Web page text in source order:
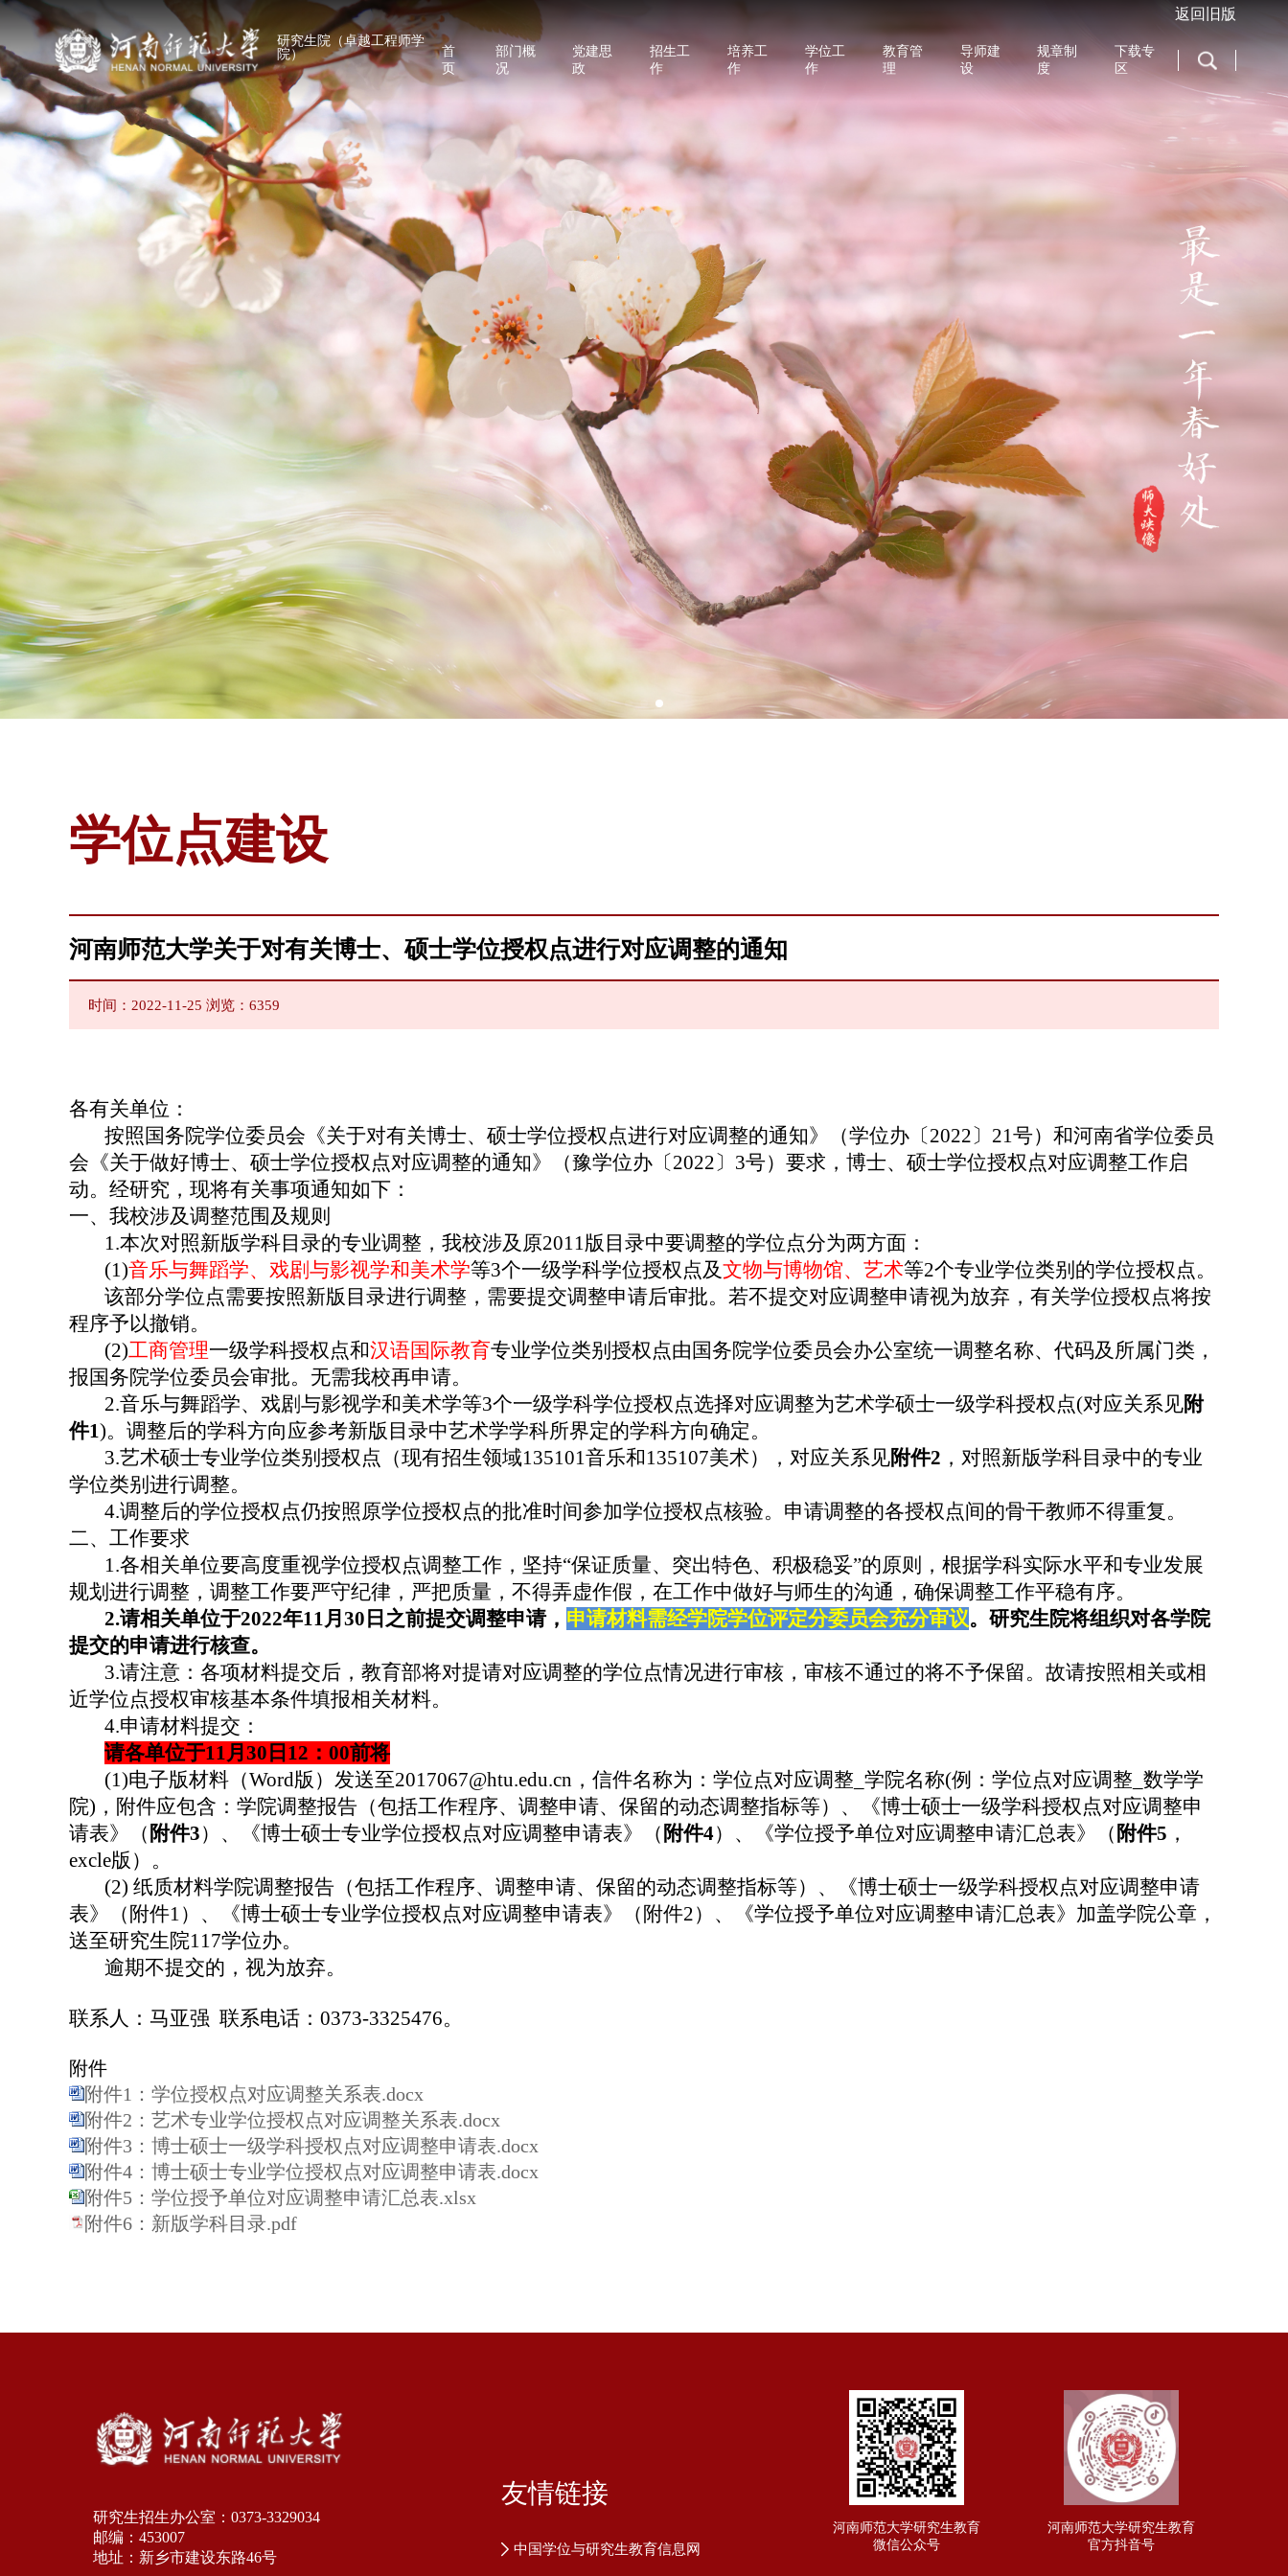
研究生院（卓越工程师学
院）
返回旧版
首
页
部门概
况
党建思
政
招生工
作
培养工
作
学位工
作
教育管
理
导师建
设
规章制
度
下载专
区
学位点建设
河南师范大学关于对有关博士、硕士学位授权点进行对应调整的通知
时间：2022-11-25 浏览： 6359
各有关单位：
按照国务院学位委员会《关于对有关博士、硕士学位授权点进行对应调整的通知》（学位办〔2022〕 21号）和河南省学位委员
会《关于做好博士、硕士学位授权点对应调整的通知》（豫学位办〔2022〕 3号）要求，博士、硕士学位授权点对应调整工作启
动。经研究，现将有关事项通知如下：
一、我校涉及调整范围及规则
1.本次对照新版学科目录的专业调整，我校涉及原2011版目录中要调整的学位点分为两方面：
(1)音乐与舞蹈学、戏剧与影视学和美术学等3个一级学科学位授权点及文物与博物馆、艺术等2个专业学位类别的学位授权点。
该部分学位点需要按照新版目录进行调整，需要提交调整申请后审批。若不提交对应调整申请视为放弃，有关学位授权点将按
程序予以撤销。
(2)工商管理一级学科授权点和汉语国际教育专业学位类别授权点由国务院学位委员会办公室统一调整名称、代码及所属门类，
报国务院学位委员会审批。无需我校再申请。
2.音乐与舞蹈学、戏剧与影视学和美术学等3个一级学科学位授权点选择对应调整为艺术学硕士一级学科授权点(对应关系见附
件1)。调整后的学科方向应参考新版目录中艺术学学科所界定的学科方向确定。
3.艺术硕士专业学位类别授权点（现有招生领域135101音乐和135107美术），对应关系见附件2 ， 对照新版学科目录中的专业
学位类别进行调整。
4.调整后的学位授权点仍按照原学位授权点的批准时间参加学位授权点核验。申请调整的各授权点间的骨干教师不得重复。
二、工作要求
1.各相关单位要高度重视学位授权点调整工作，坚持“保证质量、突出特色、积极稳妥”的原则，根据学科实际水平和专业发展
规划进行调整，调整工作要严守纪律，严把质量，不得弄虚作假，在工作中做好与师生的沟通，确保调整工作平稳有序。
2.请相关单位于2022年11月 30 日之前提交调整申请， 申请材料需经学院学位评定分委员会充分审议。研究生院将组织对各学院
提交的申请进行核查。
3.请注意：各项材料提交后，教育部将对提请对应调整的学位点情况进行审核，审核不通过的将不予保留。故请按照相关或相
近学位点授权审核基本条件填报相关材料。
4.申请材料提交：
请各单位于11月 30 日 12 ： 00前将
(1)电子版材料（Word版） 发送至2017067@htu.edu.cn ，信件名称为：学位点对应调整 学院名称(例：学位点对应调整 数学学
院) ，附件应包含：学院调整报告（包括工作程序、调整申请、保留的动态调整指标等）、《博士硕士一级学科授权点对应调整申
请表》（ 附件3）、《博士硕士专业学位授权点对应调整申请表》（ 附件4）、《学位授予单位对应调整申请汇总表》（ 附件5 ，
excle版）。
(2) 纸质材料学院调整报告 （包括工作程序、调整申请、保留的动态调整指标等）、《博士硕士一级学科授权点对应调整申请
表》（附件1）、《博士硕士专业学位授权点对应调整申请表》（附件2）、《学位授予单位对应调整申请汇总表》加盖学院公章，
送至研究生院117学位办。
逾期不提交的，视为放弃。
联系人：马亚强 联系电话： 0373-3325476。
附件
附件1：学位授权点对应调整关系表.docx
附件2：艺术专业学位授权点对应调整关系表.docx
附件3：博士硕士一级学科授权点对应调整申请表.docx
附件4：博士硕士专业学位授权点对应调整申请表.docx
附件5：学位授予单位对应调整申请汇总表.xlsx
附件6：新版学科目录.pdf
研究生招生办公室：0373-3329034
邮编：453007
地址：新乡市建设东路46号
友情链接
中国学位与研究生教育信息网
河南师范大学研究生教育
微信公众号
河南师范大学研究生教育
官方抖音号